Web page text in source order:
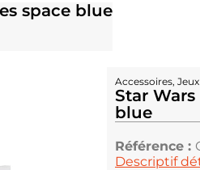
space blue
Accessoires,
Star
blue
Référence :
Descriptif